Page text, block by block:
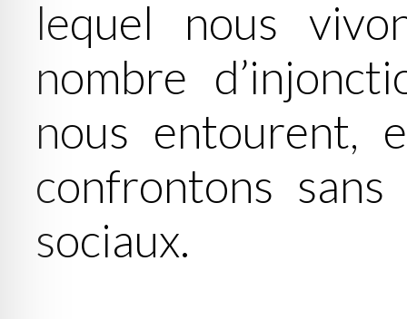
lequel nous
nombre
nous entourent,
confrontons
sociaux.